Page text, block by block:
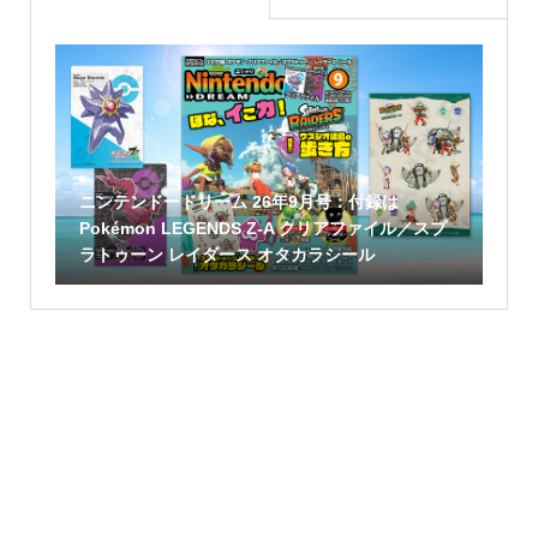
ニンテンドードリーム 26年9月号：付録は
Pokémon LEGENDS Z-A クリアファイル／スプ
ラトゥーン レイダース オタカラシール